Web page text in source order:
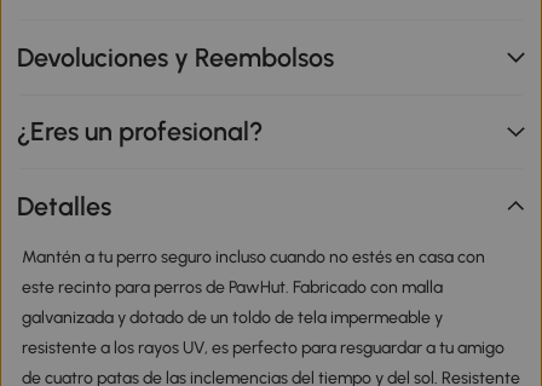
Devoluciones y Reembolsos
¿Eres un profesional?
Detalles
Mantén a tu perro seguro incluso cuando no estés en casa con
este recinto para perros de PawHut. Fabricado con malla
galvanizada y dotado de un toldo de tela impermeable y
resistente a los rayos UV, es perfecto para resguardar a tu amigo
de cuatro patas de las inclemencias del tiempo y del sol. Resistente